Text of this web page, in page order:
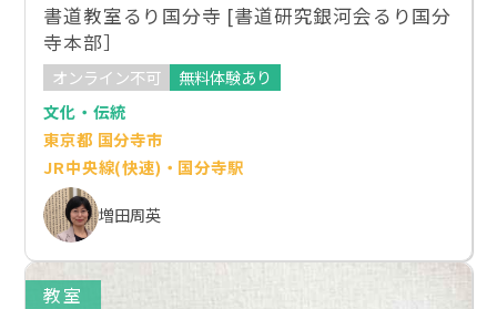
書道教室るり国分寺 [書道研究銀河会るり国分
寺本部］
オンライン不可
無料体験あり
文化・伝統
東京都 国分寺市
JR中央線(快速)・国分寺駅
増田周英
教室